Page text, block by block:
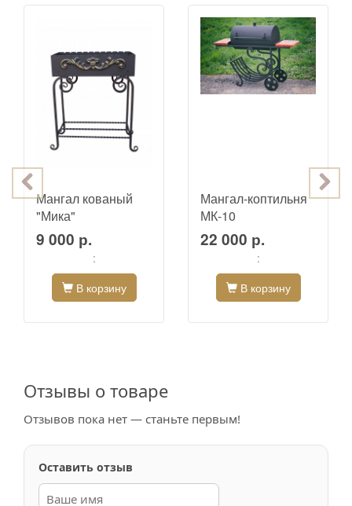
Мангал кованый
"Мика"
9 000 р.
:
В корзину
Мангал-коптильня
МК-10
22 000 р.
:
В корзину
Отзывы о товаре
Отзывов пока нет — станьте первым!
Оставить отзыв